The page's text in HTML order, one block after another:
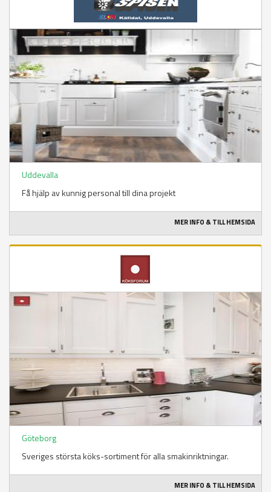
Uddevalla
Få hjälp av kunnig personal till dina projekt
MER INFO & TILL HEMSIDA
Göteborg
Sveriges största köks-sortiment för alla smakinriktningar.
MER INFO & TILL HEMSIDA